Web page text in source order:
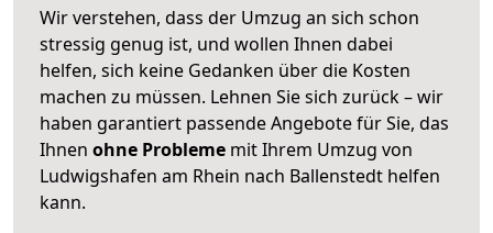
Wir verstehen, dass der Umzug an sich schon
stressig genug ist, und wollen Ihnen dabei
helfen, sich keine Gedanken über die Kosten
machen zu müssen. Lehnen Sie sich zurück – wir
haben garantiert passende Angebote für Sie, das
Ihnen ohne Probleme mit Ihrem Umzug von
Ludwigshafen am Rhein nach Ballenstedt helfen
kann.